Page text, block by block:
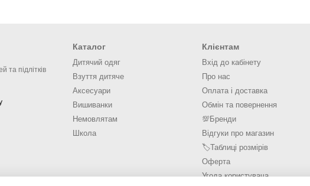
підлітків
Каталог
Дитячий одяг
Взуття дитяче
Аксесуари
Вишиванки
Немовлятам
Школа
Клієнтам
Вхід до кабінету
Про нас
Оплата і доставка
Обмін та повернення
💯Бренди
Відгуки про магазин
🏷️Таблиці розмірів
Оферта
Угода користувача